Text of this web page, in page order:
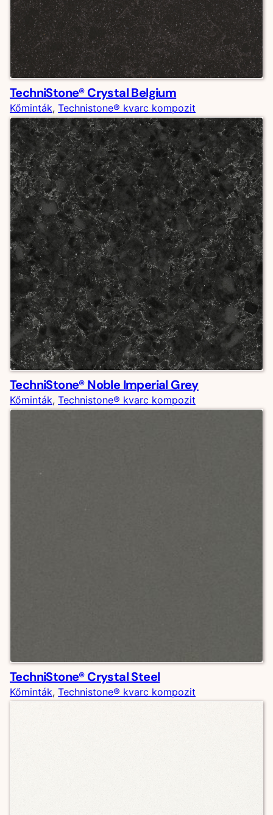
TechniStone® Crystal Belgium
Kőminták, Technistone® kvarc kompozit
TechniStone® Noble Imperial Grey
Kőminták, Technistone® kvarc kompozit
TechniStone® Crystal Steel
Kőminták, Technistone® kvarc kompozit